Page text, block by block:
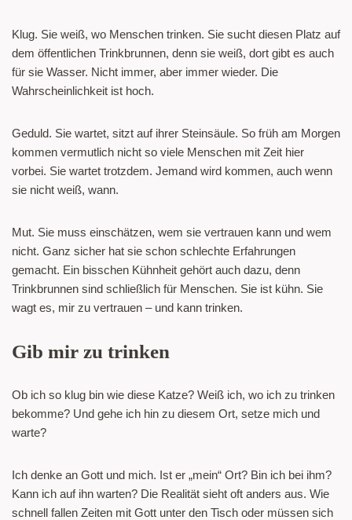
Klug. Sie weiß, wo Menschen trinken. Sie sucht diesen Platz auf
dem öffentlichen Trinkbrunnen, denn sie weiß, dort gibt es auch
für sie Wasser. Nicht immer, aber immer wieder. Die
Wahrscheinlichkeit ist hoch.
Geduld. Sie wartet, sitzt auf ihrer Steinsäule. So früh am Morgen
kommen vermutlich nicht so viele Menschen mit Zeit hier
vorbei. Sie wartet trotzdem. Jemand wird kommen, auch wenn
sie nicht weiß, wann.
Mut. Sie muss einschätzen, wem sie vertrauen kann und wem
nicht. Ganz sicher hat sie schon schlechte Erfahrungen
gemacht. Ein bisschen Kühnheit gehört auch dazu, denn
Trinkbrunnen sind schließlich für Menschen. Sie ist kühn. Sie
wagt es, mir zu vertrauen – und kann trinken.
Gib mir zu trinken
Ob ich so klug bin wie diese Katze? Weiß ich, wo ich zu trinken
bekomme? Und gehe ich hin zu diesem Ort, setze mich und
warte?
Ich denke an Gott und mich. Ist er „mein“ Ort? Bin ich bei ihm?
Kann ich auf ihn warten? Die Realität sieht oft anders aus. Wie
schnell fallen Zeiten mit Gott unter den Tisch oder müssen sich